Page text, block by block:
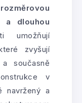
a dlouhou
umožňují
zvyšují
současně
v
navržený a